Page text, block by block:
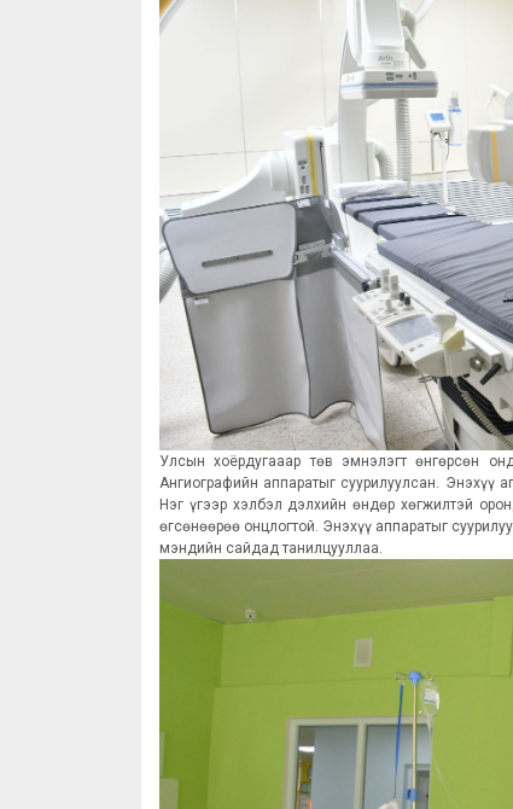
Улсын хоёрдугааар төв эмнэлэгт өнгөрсөн
Ангиографийн аппаратыг суурилуулсан.
Нэг үгээр хэлбэл дэлхийн өндөр хөгжилтэй
өгсөнөөрөө онцлогтой. Энэхүү аппаратыг
мэндийн сайдад танилцууллаа.